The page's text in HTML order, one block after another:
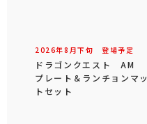
2026年8 月下旬 登場予定
ドラゴンクエスト AM
プレート＆ランチョンマッ
トセット